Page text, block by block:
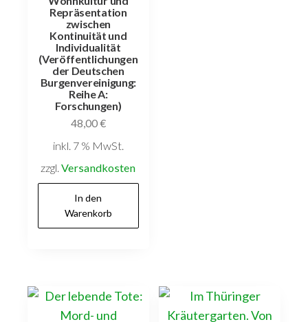
Repräsentation
zwischen
Kontinuität und
Individualität
(Veröffentlichungen
der Deutschen
Burgenvereinigung:
Reihe A:
Forschungen)
48,00€
inkl. 7 % MwSt.
zzgl.Versandkosten
In den
Warenkorb